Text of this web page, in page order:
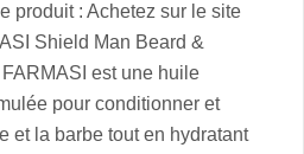
produit : Achetez sur le site
Shield Man Beard &
est une huile
pour conditionner et
et la barbe tout en hydratant